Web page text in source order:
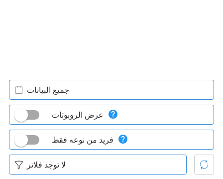
جميع البيانات
عرض الروبوتات
فريد من نوعه فقط